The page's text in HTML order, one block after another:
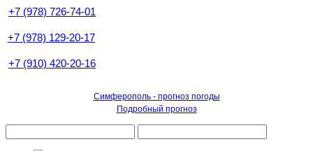
+7 (978) 726-74-01
+7 (978) 129-20-17
+7 (910) 420-20-16
Симферополь - прогноз погоды
Подробный прогноз